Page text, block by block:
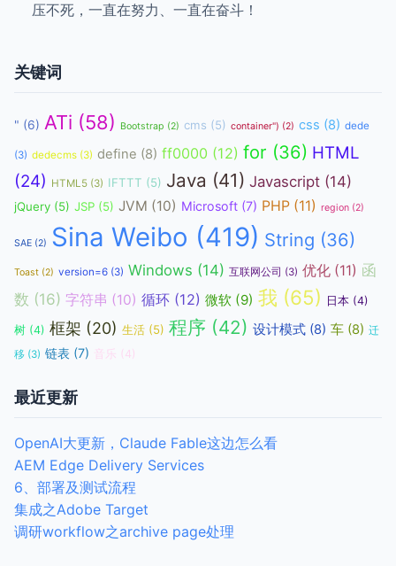
压不死，一直在努力、一直在奋斗！
关键词
" (6) ATi (58) Bootstrap (2) cms (5) container") (2) css (8) dede
(3) dedecms (3) define (8) ff0000 (12) for (36) HTML
(24) HTML5 (3) IFTTT (5) Java (41) Javascript (14)
jQuery (5) JSP (5) JVM (10) Microsoft (7) PHP (11) region (2)
SAE (2) Sina Weibo (419) String (36)
Toast (2) version=6 (3) Windows (14) 互联网公司 (3) 优化 (11) 函
数 (16) 字符串 (10) 循环 (12) 微软 (9) 我 (65) 日本 (4)
树 (4) 框架 (20) 生活 (5) 程序 (42) 设计模式 (8) 车 (8) 迁
移 (3) 链表 (7) 音乐 (4)
最近更新
OpenAI大更新，Claude Fable这边怎么看
AEM Edge Delivery Services
6、部署及测试流程
集成之Adobe Target
调研workflow之archive page处理